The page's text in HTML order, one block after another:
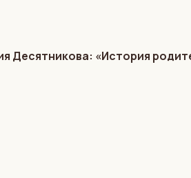
Десятникова: «История